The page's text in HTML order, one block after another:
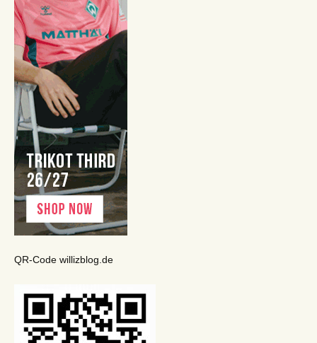
QR-Code willizblog.de